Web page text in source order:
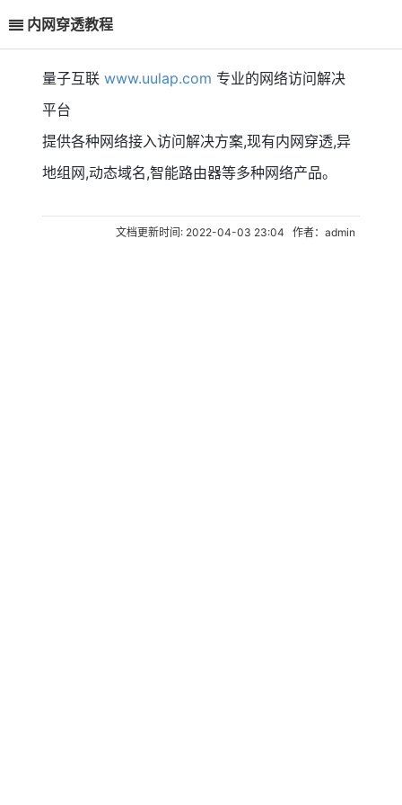
内网穿透教程
量子互联www.uulap.com 专业的网络访问解决
平台
提供各种网络接入访问解决方案,现有内网穿透,异
地组网,动态域名,智能路由器等多种网络产品。
文档更新时间: 2022-04-03 23:04 作者：admin